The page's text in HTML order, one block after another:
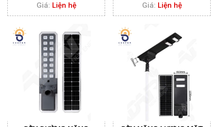
Giá: Liện hệ
Giá: Liện hệ